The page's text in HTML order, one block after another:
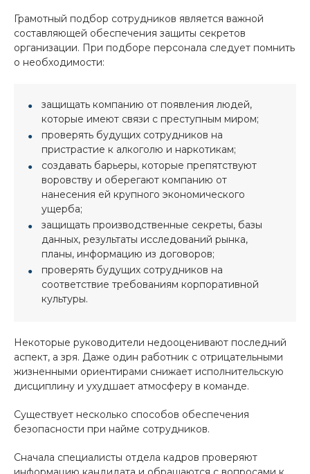
Грамотный подбор сотрудников является важной
составляющей обеспечения защиты секретов
организации. При подборе персонала следует помнить
о необходимости:
защищать компанию от появления людей,
которые имеют связи с преступным миром;
проверять будущих сотрудников на
пристрастие к алкоголю и наркотикам;
создавать барьеры, которые препятствуют
воровству и оберегают компанию от
нанесения ей крупного экономического
ущерба;
защищать производственные секреты, базы
данных, результаты исследований рынка,
планы, информацию из договоров;
проверять будущих сотрудников на
соответствие требованиям корпоративной
культуры.
Некоторые руководители недооценивают последний
аспект, а зря. Даже один работник с отрицательными
жизненными ориентирами снижает исполнительскую
дисциплину и ухудшает атмосферу в команде.
Существует несколько способов обеспечения
безопасности при найме сотрудников.
Сначала специалисты отдела кадров проверяют